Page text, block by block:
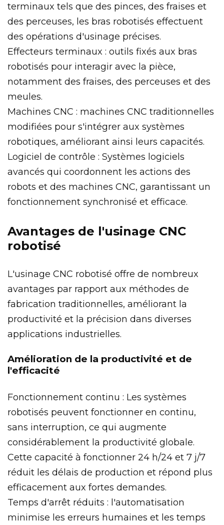
terminaux tels que des pinces, des fraises et
des perceuses, les bras robotisés effectuent
des opérations d'usinage précises.
Effecteurs terminaux : outils fixés aux bras
robotisés pour interagir avec la pièce,
notamment des fraises, des perceuses et des
meules.
Machines CNC : machines CNC traditionnelles
modifiées pour s'intégrer aux systèmes
robotiques, améliorant ainsi leurs capacités.
Logiciel de contrôle : Systèmes logiciels
avancés qui coordonnent les actions des
robots et des machines CNC, garantissant un
fonctionnement synchronisé et efficace.
Avantages de l'usinage CNC
robotisé
L'usinage CNC robotisé offre de nombreux
avantages par rapport aux méthodes de
fabrication traditionnelles, améliorant la
productivité et la précision dans diverses
applications industrielles.
Amélioration de la productivité et de
l'efficacité
Fonctionnement continu : Les systèmes
robotisés peuvent fonctionner en continu,
sans interruption, ce qui augmente
considérablement la productivité globale.
Cette capacité à fonctionner 24 h/24 et 7 j/7
réduit les délais de production et répond plus
efficacement aux fortes demandes.
Temps d'arrêt réduits : l'automatisation
minimise les erreurs humaines et les temps